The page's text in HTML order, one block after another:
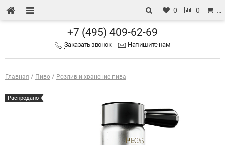
0 0 …
+7 (495) 409-62-69
Заказать звонок Напишите нам
Главная Пиво Розлив и хранение пива
Распродано